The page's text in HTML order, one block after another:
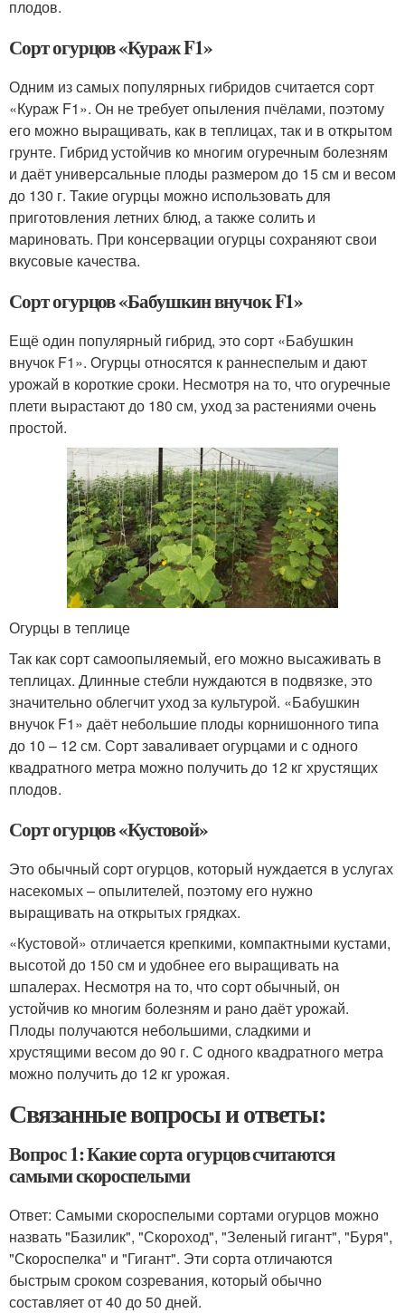
плодов.
Сорт огурцов «Кураж F1»
Одним из самых популярных гибридов считается сорт
«Кураж F1». Он не требует опыления пчёлами, поэтому
его можно выращивать, как в теплицах, так и в открытом
грунте. Гибрид устойчив ко многим огуречным болезням
и даёт универсальные плоды размером до 15 см и весом
до 130 г. Такие огурцы можно использовать для
приготовления летних блюд, а также солить и
мариновать. При консервации огурцы сохраняют свои
вкусовые качества.
Сорт огурцов «Бабушкин внучок F1»
Ещё один популярный гибрид, это сорт «Бабушкин
внучок F1». Огурцы относятся к раннеспелым и дают
урожай в короткие сроки. Несмотря на то, что огуречные
плети вырастают до 180 см, уход за растениями очень
простой.
Огурцы в теплице
Так как сорт самоопыляемый, его можно высаживать в
теплицах. Длинные стебли нуждаются в подвязке, это
значительно облегчит уход за культурой. «Бабушкин
внучок F1» даёт небольшие плоды корнишонного типа
до 10 – 12 см. Сорт заваливает огурцами и с одного
квадратного метра можно получить до 12 кг хрустящих
плодов.
Сорт огурцов «Кустовой»
Это обычный сорт огурцов, который нуждается в услугах
насекомых – опылителей, поэтому его нужно
выращивать на открытых грядках.
«Кустовой» отличается крепкими, компактными кустами,
высотой до 150 см и удобнее его выращивать на
шпалерах. Несмотря на то, что сорт обычный, он
устойчив ко многим болезням и рано даёт урожай.
Плоды получаются небольшими, сладкими и
хрустящими весом до 90 г. С одного квадратного метра
можно получить до 12 кг урожая.
Связанные вопросы и ответы:
Вопрос 1: Какие сорта огурцов считаются
самыми скороспелыми
Ответ: Самыми скороспелыми сортами огурцов можно
назвать "Базилик", "Скороход", "Зеленый гигант", "Буря",
"Скороспелка" и "Гигант". Эти сорта отличаются
быстрым сроком созревания, который обычно
составляет от 40 до 50 дней.